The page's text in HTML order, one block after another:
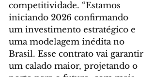
competitividade. “Estamos
iniciando 2026 confirmando
um investimento estratégico e
uma modelagem inédita no
Brasil. Esse contrato vai garantir
um calado maior, projetando o